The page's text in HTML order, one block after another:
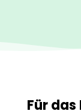
Für